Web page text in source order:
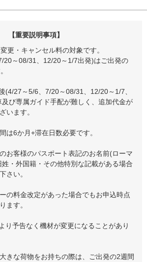
【重要説明事項】
更・キャンセル料の対象です。
20～08/31、12/20～1/7出発)はご出発の
(4/27～5/6、7/20～08/31、12/20～1/7、
び専属ガイド手配が難しく、追加代金が
います。
は6か月+滞在日数必要です。
お客様のパスポート表記のお名前(ローマ
・外国籍・その他特別な記載がある場合
さい。
の料金改定があった場合でもお申込時点
ます。
り予告なく機材が変更になることがあり
きな荷物をお持ちの際は、ご出発の2週間